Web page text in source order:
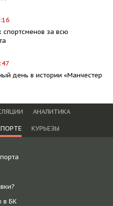
спортсменов за всю
день в истории «Манчестер
АНАЛИТИКА
КУРЬЕЗЫ
в БК